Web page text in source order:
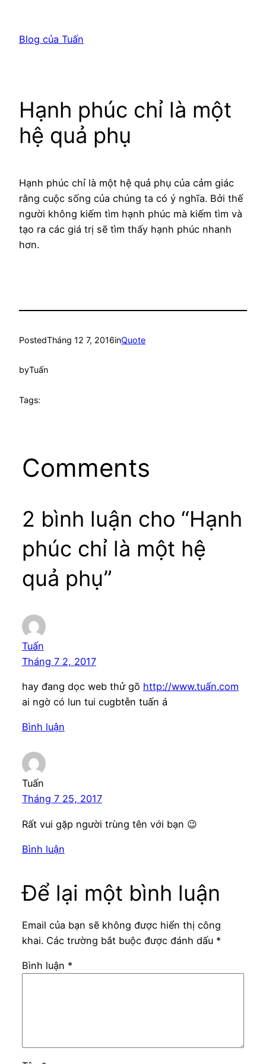
phầnBlog của Tuấn
Hạnh phúc chỉ là một
hệ quả phụ
Hạnh phúc chỉ là một hệ quả phụ của cảm giác
rằng cuộc sống của chúng ta có ý nghĩa. Bởi thế
người không kiếm tìm hạnh phúc mà kiếm tìm và
tạo ra các giá trị sẽ tìm thấy hạnh phúc nhanh
hơn.
PostedTháng 12 7, 2016inQuote
byTuấn
Tags:
Comments
2 bình luận cho “Hạnh
phúc chỉ là một hệ
quả phụ”
Tuấn
Tháng 7 2, 2017
hay đang dọc web thử gõ http://www.tuấn.com
ai ngờ có lun tui cugbtễn tuấn á
Bình luận
Tuấn
Tháng 7 25, 2017
Rất vui gặp người trùng tên với bạn 😉
Bình luận
Để lại một bình luận
Email của bạn sẽ không được hiển thị công
khai. Các trường bắt buộc được đánh dấu *
Bình luận *